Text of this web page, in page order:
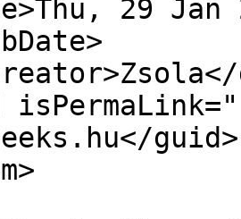
guid>